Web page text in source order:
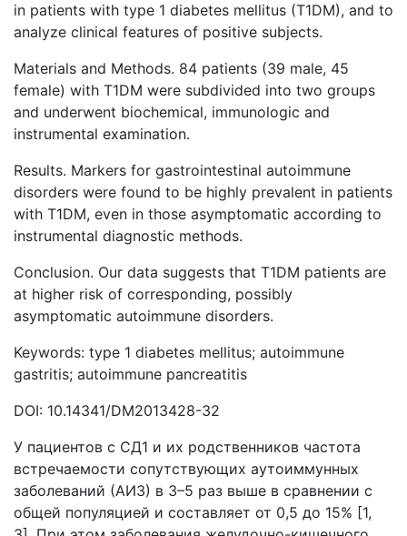
in patients with type 1 diabetes mellitus (T1DM), and to
analyze clinical features of positive subjects.
Materials and Methods. 84 patients (39 male, 45
female) with T1DM were subdivided into two groups
and underwent biochemical, immunologic and
instrumental examination.
Results. Markers for gastrointestinal autoimmune
disorders were found to be highly prevalent in patients
with T1DM, even in those asymptomatic according to
instrumental diagnostic methods.
Conclusion. Our data suggests that T1DM patients are
at higher risk of corresponding, possibly
asymptomatic autoimmune disorders.
Keywords: type 1 diabetes mellitus; autoimmune
gastritis; autoimmune pancreatitis
DOI: 10.14341/DM2013428-32
У пациентов с СД1 и их родственников частота
встречаемости сопутствующих аутоиммунных
заболеваний (АИЗ) в 3–5 раз выше в сравнении с
общей популяцией и составляет от 0,5 до 15% [1,